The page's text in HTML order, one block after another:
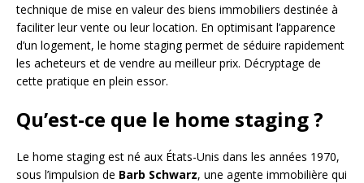
technique de mise en valeur des biens immobiliers destinée à
faciliter leur vente ou leur location. En optimisant l’apparence
d’un logement, le home staging permet de séduire rapidement
les acheteurs et de vendre au meilleur prix. Décryptage de
cette pratique en plein essor.
Qu’est-ce que le home staging ?
Le home staging est né aux États-Unis dans les années 1970,
sous l’impulsion de Barb Schwarz, une agente immobilière qui